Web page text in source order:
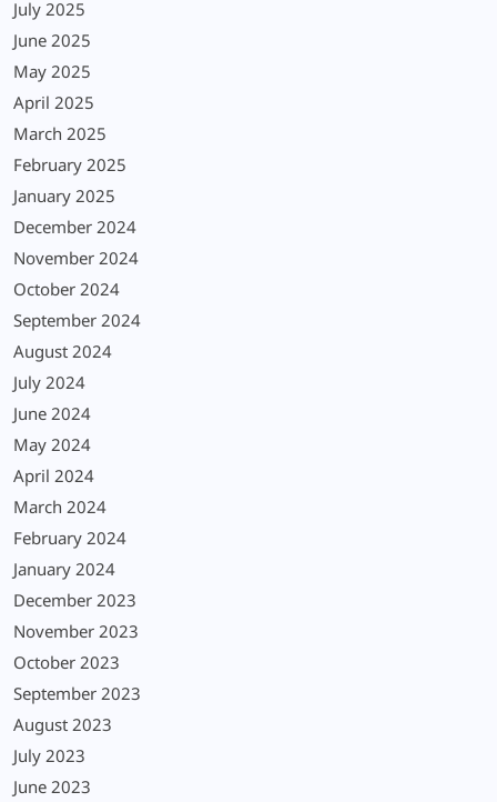
July 2025
June 2025
May 2025
April 2025
March 2025
February 2025
January 2025
December 2024
November 2024
October 2024
September 2024
August 2024
July 2024
June 2024
May 2024
April 2024
March 2024
February 2024
January 2024
December 2023
November 2023
October 2023
September 2023
August 2023
July 2023
June 2023